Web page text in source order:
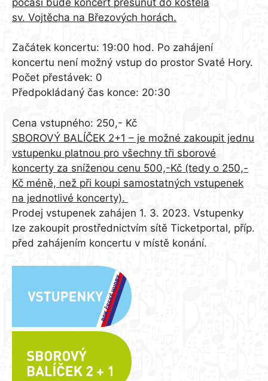
sv. Vojtěcha na Březových horách.
Začátek koncertu: 19:00 hod. Po zahájení
koncertu není možný vstup do prostor Svaté Hory.
Počet přestávek: 0
Předpokládaný čas konce: 20:30
Cena vstupného: 250,- Kč
SBOROVÝ BALÍČEK 2+1 – je možné zakoupit jednu
vstupenku platnou pro všechny tři sborové
koncerty za sníženou cenu 500,-Kč (tedy o 250,-
Kč méně, než při koupi samostatných vstupenek
na jednotlivé koncerty).
Prodej vstupenek zahájen 1. 3. 2023. Vstupenky
lze zakoupit prostřednictvím sítě Ticketportal, příp.
před zahájením koncertu v místě konání.